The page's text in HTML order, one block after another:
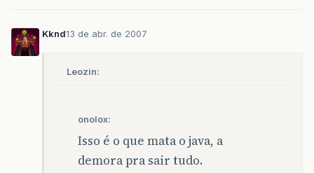
Kknd13 de abr. de 2007
Leozin:
onolox:
Isso é o que mata o java, a
demora pra sair tudo.